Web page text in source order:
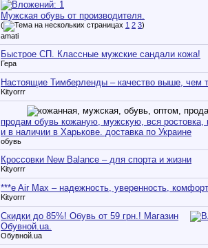
Мужская обувь от производителя.
( 1 2 3)
amati
Быстрое СП. Классные мужские сандали кожа!
Гера
Настоящие Тимберленды – качество выше, чем
Kityorrr
продам обувь кожаную, мужскую, вся ростовка,
и в наличии в Харькове. доставка по Украине
обувь
Кроссовки New Balance – для спорта и жизни
Kityorrr
***e Air Max – надежность, уверенность, комфорт
Kityorrr
Скидки до 85%! Обувь от 59 грн.! Магазин
Обувной.ua.
Обувной.ua